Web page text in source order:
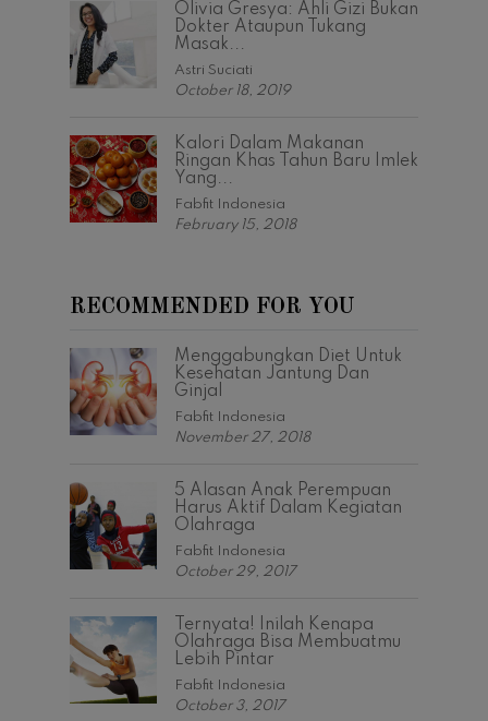
Olivia Gresya: Ahli Gizi Bukan
Dokter Ataupun Tukang
Masak...
Astri Suciati
October 18, 2019
Kalori Dalam Makanan
Ringan Khas Tahun Baru Imlek
Yang...
Fabfit Indonesia
February 15, 2018
RECOMMENDED FOR YOU
Menggabungkan Diet Untuk
Kesehatan Jantung Dan
Ginjal
Fabfit Indonesia
November 27, 2018
5 Alasan Anak Perempuan
Harus Aktif Dalam Kegiatan
Olahraga
Fabfit Indonesia
October 29, 2017
Ternyata! Inilah Kenapa
Olahraga Bisa Membuatmu
Lebih Pintar
Fabfit Indonesia
October 3, 2017